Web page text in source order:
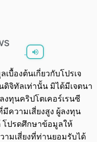
0:00/0:00
บื้องต้นเกี่ยวกับโปรเจ
ดิจิทัลเท่านั้น มิได้มีเจตนา
ทุนคริปโตเคอร์เรนซี
ความเสี่ยงสูง ผู้ลงทุน
โปรดศึกษาข้อมูลให้
มเสี่ยงที่ท่านยอมรับได้